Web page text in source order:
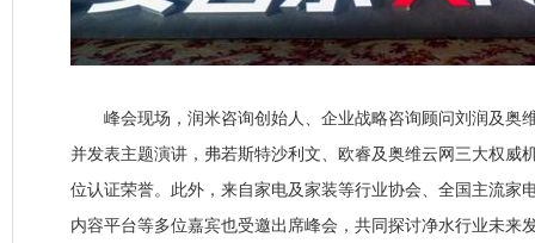
峰会现场，润米咨询创始人、企业战略咨询顾问刘润及奥
并发表主题演讲，弗若斯特沙利文、欧睿及奥维云网三大权威
位认证荣誉。此外，来自家电及家装等行业协会、全国主流家
内容平台等多位嘉宾也受邀出席峰会，共同探讨净水行业未来